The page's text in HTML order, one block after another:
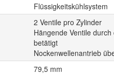
Flüssigkeitskühlsystem
2 Ventile pro Zylinder
Hängende Ventile
betätigt
Nockenwellenantrieb
79,5 mm